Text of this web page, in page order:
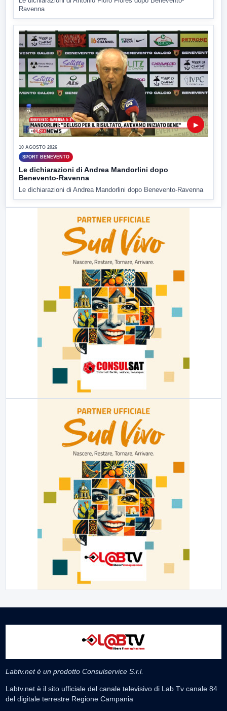
Ravenna
▶
10 AGOSTO 2026
SPORT BENEVENTO
Le dichiarazioni di Andrea Mandorlini dopo
Benevento-Ravenna
Le dichiarazioni di Andrea Mandorlini dopo Benevento-Ravenna
Labtv.net è un prodotto Consulservice S.r.l.
Labtv.net è il sito ufficiale del canale televisivo di Lab Tv canale 84
del digitale terrestre Regione Campania